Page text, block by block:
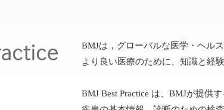
BMJは，グローバルな医学・ヘル
より良い医療のために、知識と経
BMJ Best Practice は、BMJが提供